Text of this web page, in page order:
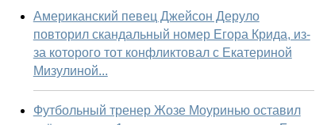
Американский певец Джейсон Деруло
повторил скандальный номер Егора Крида, из-
за которого тот конфликтовал с Екатериной
Мизулиной...
Футбольный тренер Жозе Моуринью оставил